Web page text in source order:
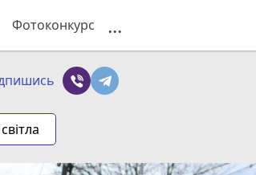
Фотоконкурс ...